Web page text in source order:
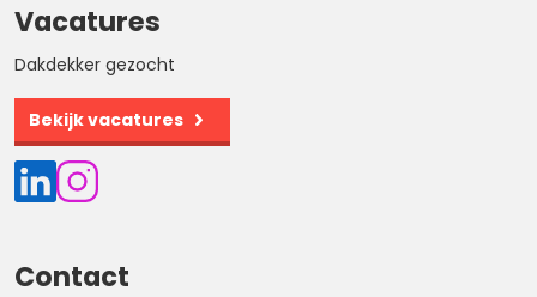
Vacatures
Dakdekker gezocht
Bekijk vacatures
Contact